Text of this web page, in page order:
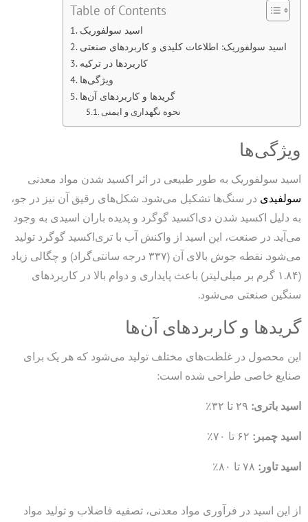
Table of Contents
اسید سولفوریک
اسید سولفوریک: اطلاعات کلیدی و کاربردهای صنعتی
کاربردها در ترکیه
ویژگی‌ها
گریدها و کاربردهای آن‌ها
نحوه نگهداری و ایمنی
ویژگی‌ها
اسید سولفوریک به طور طبیعی در اثر اکسید شدن مواد معدنی
سولفیدی در سنگ‌ها تشکیل می‌شود. شکل‌های رقیق آن نیز در جو،
به دلیل اکسید شدن دی‌اکسید گوگرد و پدیده باران اسیدی به وجود
می‌آید. در صنعت، این اسید از واکنش آب با تری‌اکسید گوگرد تولید
می‌شود. نقطه جوش بالای آن (۳۳۷ درجه سانتی‌گراد) و چگالی زیاد
(۱.۸۴ گرم بر میلی‌لیتر) باعث پایداری و دوام بالا در کاربردهای
سنگین صنعتی می‌شود.
گریدها و کاربردهای آن‌ها
این محصول در غلظت‌های مختلف تولید می‌شود که هر یک برای
صنایع خاصی طراحی شده است:
اسید باتری:
اسید چمبر:
اسید تاور:
از این اسید در فرآوری مواد معدنی، تصفیه فاضلاب و تولید مواد